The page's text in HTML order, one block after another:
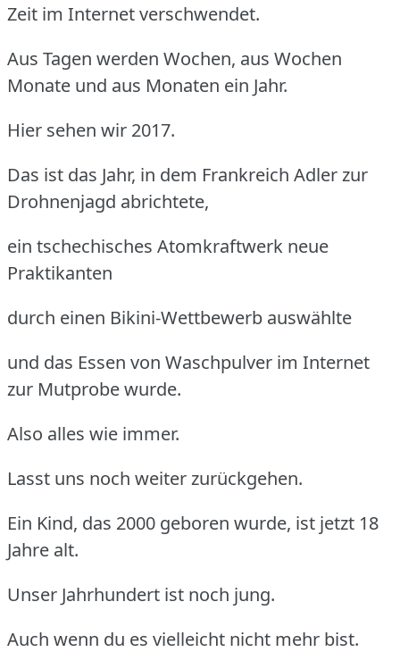
Zeit im Internet verschwendet.
Aus Tagen werden Wochen, aus Wochen
Monate und aus Monaten ein Jahr.
Hier sehen wir 2017.
Das ist das Jahr, in dem Frankreich Adler zur
Drohnenjagd abrichtete,
ein tschechisches Atomkraftwerk neue
Praktikanten
durch einen Bikini-Wettbewerb auswählte
und das Essen von Waschpulver im Internet
zur Mutprobe wurde.
Also alles wie immer.
Lasst uns noch weiter zurückgehen.
Ein Kind, das 2000 geboren wurde, ist jetzt 18
Jahre alt.
Unser Jahrhundert ist noch jung.
Auch wenn du es vielleicht nicht mehr bist.